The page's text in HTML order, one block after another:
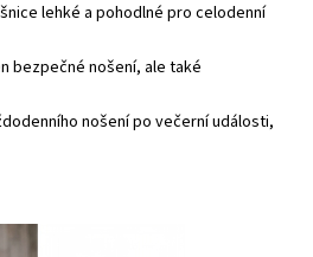
lehké a pohodlné pro celodenní
bezpečné nošení, ale také
nošení po večerní události,